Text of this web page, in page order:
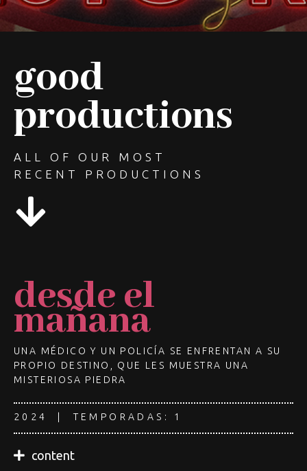
good
productions
ALL OF OUR MOST
RECENT PRODUCTIONS
desde el
mañana
UNA MÉDICO Y UN POLICÍA SE ENFRENTAN A SU
PROPIO DESTINO, QUE LES MUESTRA UNA
MISTERIOSA PIEDRA
2024 | TEMPORADAS: 1
content